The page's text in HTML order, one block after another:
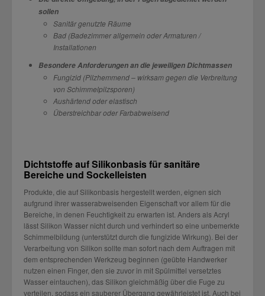
sollen
Sanitär genutzte Räume
Bad (Badezimmer allgemein oder Armaturen /
Installationen
Besondere Anforderungen an die jeweiligen Dichtmassen
Fungizid (Pilzhemmend – wirksam gegen die Verbreitung
von Schimmelpilzsporen)
Aushärtend oder elastisch
Überstreichbar oder Farbabweisend
Dichtstoffe auf Silikonbasis für sanitäre
Bereiche und Sockelleisten
Produkte, die auf Silikonbasis hergestellt werden, eignen sich
aufgrund ihrer wasserabweisenden Eigenschaft vor allem für die
Bereiche, in denen Feuchtigkeit zu erwarten ist. Anders als Acryl
lässt Silikon Wasser nicht durch und verhindert so eine unbemerkte
Schimmelbildung (unterstützt durch die fungizide Wirkung). Bei der
Verarbeitung von Silikon sollte man sofort nach dem Auftragen mit
dem entsprechenden Werkzeug beginnen (geübte Handwerker
nutzen einen Finger, den sie zuvor in mit Spülmittel versetztes
Wasser eintauchen), das Silikon gleichmäßig über die Fuge zu
verteilen, sodass ein sauberer Übergang gewährleistet ist. Auch bei